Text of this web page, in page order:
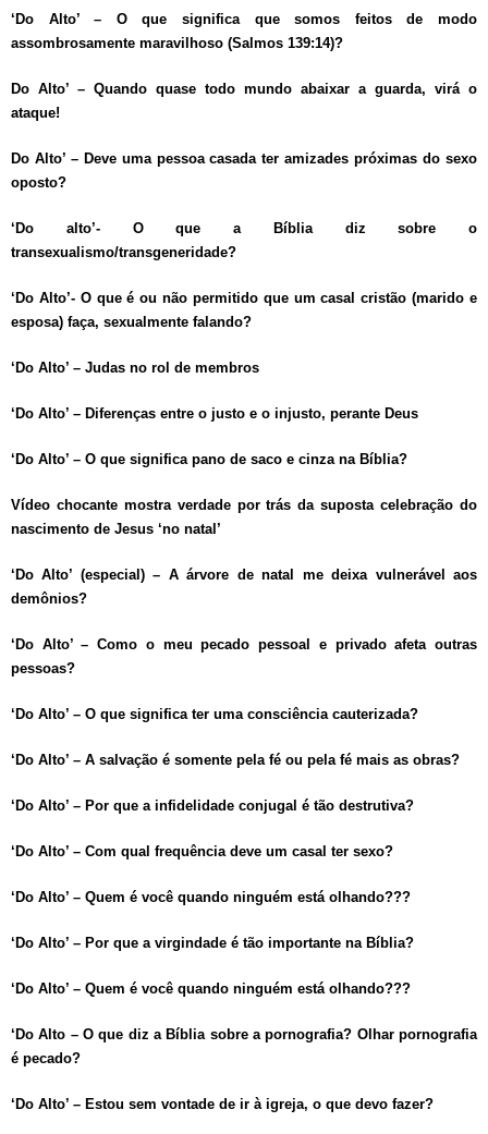
‘Do Alto’ – O que significa que somos feitos de modo
assombrosamente maravilhoso (Salmos 139:14)?
Do Alto’ – Quando quase todo mundo abaixar a guarda, virá o
ataque!
Do Alto’ – Deve uma pessoa casada ter amizades próximas do sexo
oposto?
‘Do alto’- O que a Bíblia diz sobre o
transexualismo/transgeneridade?
‘Do Alto’- O que é ou não permitido que um casal cristão (marido e
esposa) faça, sexualmente falando?
‘Do Alto’ – Judas no rol de membros
‘Do Alto’ – Diferenças entre o justo e o injusto, perante Deus
‘Do Alto’ – O que significa pano de saco e cinza na Bíblia?
Vídeo chocante mostra verdade por trás da suposta celebração do
nascimento de Jesus ‘no natal’
‘Do Alto’ (especial) – A árvore de natal me deixa vulnerável aos
demônios?
‘Do Alto’ – Como o meu pecado pessoal e privado afeta outras
pessoas?
‘Do Alto’ – O que significa ter uma consciência cauterizada?
‘Do Alto’ – A salvação é somente pela fé ou pela fé mais as obras?
‘Do Alto’ – Por que a infidelidade conjugal é tão destrutiva?
‘Do Alto’ – Com qual frequência deve um casal ter sexo?
‘Do Alto’ – Quem é você quando ninguém está olhando???
‘Do Alto’ – Por que a virgindade é tão importante na Bíblia?
‘Do Alto’ – Quem é você quando ninguém está olhando???
‘Do Alto – O que diz a Bíblia sobre a pornografia? Olhar pornografia
é pecado?
‘Do Alto’ – Estou sem vontade de ir à igreja, o que devo fazer?